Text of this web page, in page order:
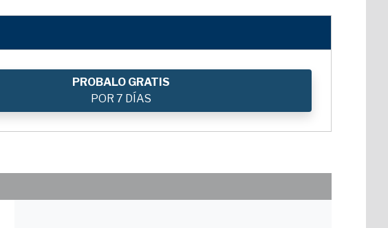
PROBALO GRATIS
POR 7 DÍAS